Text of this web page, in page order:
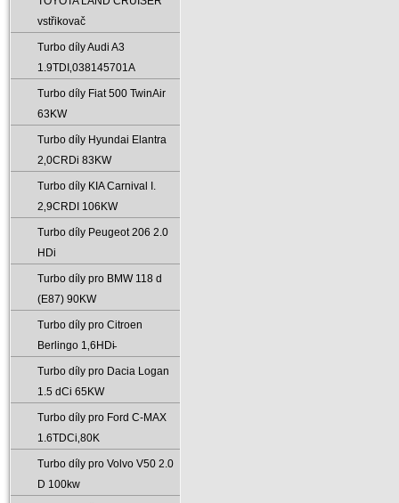
vstřikovač
Turbo díly Audi A3
1.9TDI‚038145701A
Turbo díly Fiat 500 TwinAir
63KW
Turbo díly Hyundai Elantra
2‚0CRDi 83KW
Turbo díly KIA Carnival I.
2‚9CRDI 106KW
Turbo díly Peugeot 206 2.0
HDi
Turbo díly pro BMW 118 d
(E87) 90KW
Turbo díly pro Citroen
Berlingo 1‚6HDi̵
Turbo díly pro Dacia Logan
1.5 dCi 65KW
Turbo díly pro Ford C-MAX
1.6TDCi‚80K
Turbo díly pro Volvo V50 2.0
D 100kw